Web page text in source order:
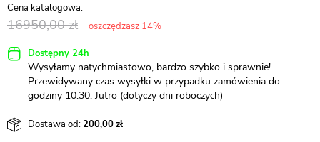
16950,00 oszczędzasz 14%
Dostępny 24h
Wysyłamy natychmiastowo, bardzo szybko i sprawnie!
Przewidywany czas wysyłki w przypadku zamówienia do
godziny 10:30: Jutro (dotyczy dni roboczych)
Dostawa od:200,00